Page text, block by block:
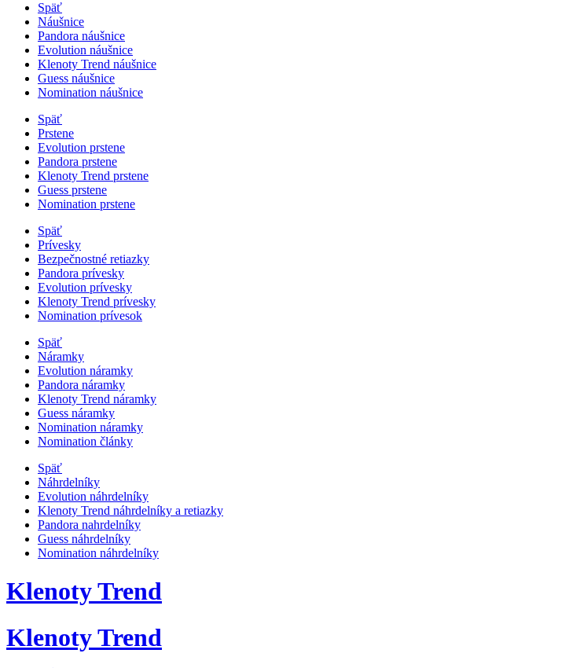
Späť
Náušnice
Pandora náušnice
Evolution náušnice
Klenoty Trend náušnice
Guess náušnice
Nomination náušnice
Späť
Prstene
Evolution prstene
Pandora prstene
Klenoty Trend prstene
Guess prstene
Nomination prstene
Späť
Prívesky
Bezpečnostné retiazky
Pandora prívesky
Evolution prívesky
Klenoty Trend prívesky
Nomination prívesok
Späť
Náramky
Evolution náramky
Pandora náramky
Klenoty Trend náramky
Guess náramky
Nomination náramky
Nomination články
Späť
Náhrdelníky
Evolution náhrdelníky
Klenoty Trend náhrdelníky a retiazky
Pandora nahrdelníky
Guess náhrdelníky
Nomination náhrdelníky
Klenoty Trend
Klenoty Trend